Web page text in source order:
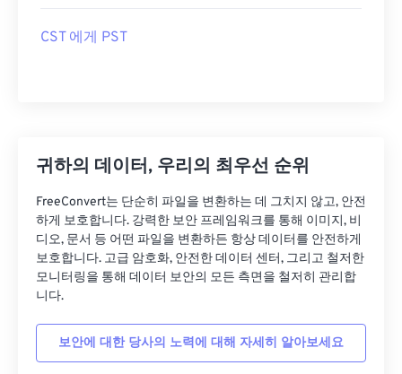
CST 에게 PST
귀하의 데이터, 우리의 최우선 순위
FreeConvert는 단순히 파일을 변환하는 데 그치지 않고, 안전
하게 보호합니다. 강력한 보안 프레임워크를 통해 이미지, 비
디오, 문서 등 어떤 파일을 변환하든 항상 데이터를 안전하게
보호합니다. 고급 암호화, 안전한 데이터 센터, 그리고 철저한
모니터링을 통해 데이터 보안의 모든 측면을 철저히 관리합
니다.
보안에 대한 당사의 노력에 대해 자세히 알아보세요